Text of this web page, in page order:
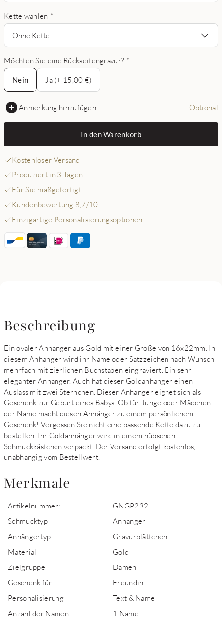
Kette wählen *
Ohne Kette
Möchten Sie eine Rückseitengravur? *
Nein
Nein
Ja (+ 15,00 €)
Anmerkung hinzufügen Optional
In den Warenkorb
Kostenloser Versand
Produziert in 3 Tagen
Für Sie maßgefertigt
Kundenbewertung 8,7/10
Einzigartige Personalisierungsoptionen
Beschreibung
Ein ovaler Anhänger aus Gold mit einer Größe von 16x22mm. In
diesem Anhänger wird ihr Name oder Satzzeichen nach Wunsch
mehrfach mit zierlichen Buchstaben eingraviert. Ein sehr
eleganter Anhänger. Auch hat dieser Goldanhänger einen
Auslass mit zwei Sternchen. Dieser Anhänger eignet sich als
Geschenk zur Geburt eines Babys. Ob für Junge oder Mädchen
der Name macht diesen Anhänger zu einem persönlichem
Geschenk! Vergessen Sie nicht eine passende Kette dazu zu
bestellen. Ihr Goldanhänger wird in einem hübschen
Schmuckkästchen verpackt. Der Versand erfolgt kostenlos,
unabhängig vom Bestellwert.
Merkmale
Artikelnummer:
GNGP232
Schmucktyp
Anhänger
Anhängertyp
Gravurplättchen
Material
Gold
Zielgruppe
Damen
Geschenk für
Freundin
Personalisierung
Text & Name
Anzahl der Namen
1 Name